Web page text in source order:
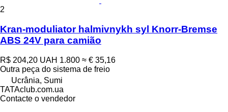
2
Kran-moduliator halmivnykh syl Knorr-Bremse
ABS 24V para camião
R$ 204,20 UAH 1.800 ≈ € 35,16
Outra peça do sistema de freio
Ucrânia, Sumi
TATAclub.com.ua
Contacte o vendedor